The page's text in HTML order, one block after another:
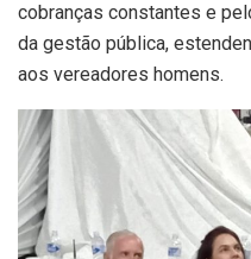
cobranças constantes e
da gestão pública,
aos vereadores homens.